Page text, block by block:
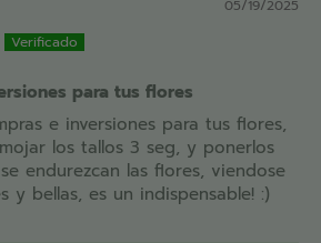
05/19/2025
para tus flores
e inversiones para tus flores,
los tallos 3 seg, y ponerlos
endurezcan las flores, viendose
y bellas, es un indispensable! :)